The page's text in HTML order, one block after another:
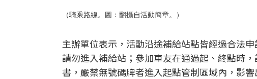
（騎乘路線。圖：翻攝自活動簡章。）
主辦單位表示，活動沿途補給站點皆經過合法
請勿進入補給站；參加車友在通過起、終點時
書，嚴禁無號碼牌者進入起點管制區域內，影響